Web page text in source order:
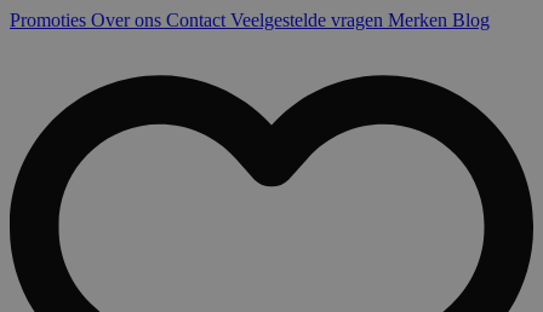
Promoties Over ons Contact Veelgestelde vragen Merken Blog